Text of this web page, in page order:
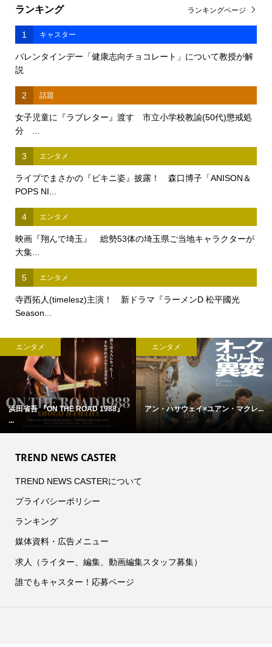
ランキング
1 キャスター
バレンタインデー「健康志向チョコレート」について教授が解
説
2 話題
女子児童に『ラブレター』渡す 市立小学校教諭(50代)懲戒処
分 ...
3 エンタメ
ライブでまさかの『ビキニ姿』披露！ 森口博子「ANISON＆
POPS NI...
4 エンタメ
映画『翔んで埼玉』 総勢53体の埼玉県ご当地キャラクターが
大集...
5 エンタメ
寺西拓人(timelesz)主演！ 新ドラマ『ラーメンD 松平國光
Season...
ランキングページ
エンタメ
浜田省吾 『ON THE ROAD 1988』
...
エンタメ
アン・ハサウェイ×ユアン・マクレ...
TREND NEWS CASTER
TREND NEWS CASTERについて
プライバシーポリシー
ランキング
媒体資料・広告メニュー
求人（ライター、編集、動画編集スタッフ募集）
誰でもキャスター！応募ページ